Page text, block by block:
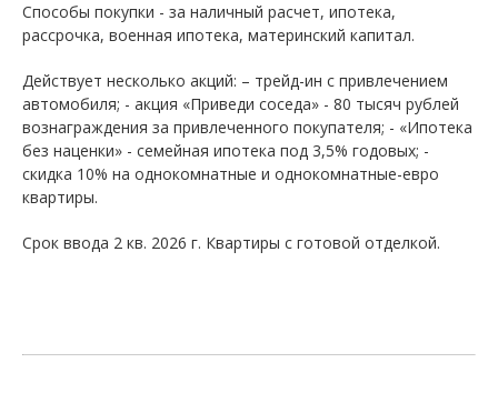
Способы покупки - за наличный расчет, ипотека,
рассрочка, военная ипотека, материнский капитал.
Действует несколько акций: – трейд-ин с привлечением
автомобиля; - акция «Приведи соседа» - 80 тысяч рублей
вознаграждения за привлеченного покупателя; - «Ипотека
без наценки» - семейная ипотека под 3,5% годовых; -
скидка 10% на однокомнатные и однокомнатные-евро
квартиры.
Срок ввода 2 кв. 2026 г. Квартиры с готовой отделкой.